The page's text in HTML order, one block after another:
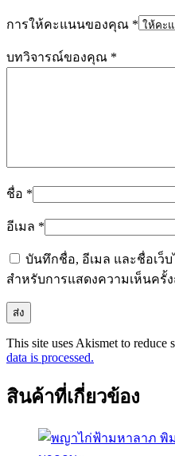
การให้คะแนนของคุณ *
บทวิจารณ์ของคุณ *
ชื่อ *
อีเมล *
บันทึกชื่อ, อีเมล และชื่อเว็
สำหรับการแสดงความเห็นครั้ง
This site uses Akismet to reduce
data is processed.
สินค้าที่เกี่ยวข้อง